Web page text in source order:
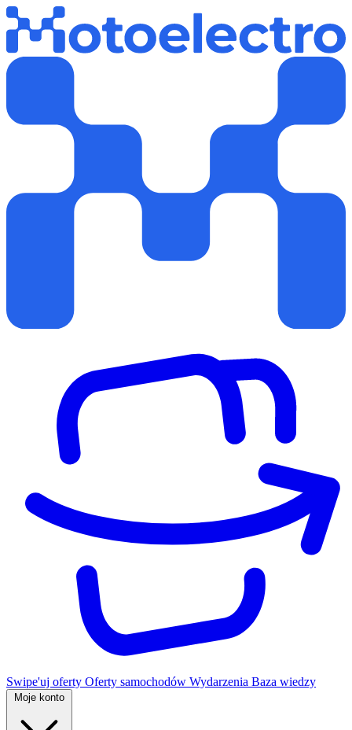
Swipe'uj oferty Oferty samochodów Wydarzenia Baza wiedzy
Moje konto